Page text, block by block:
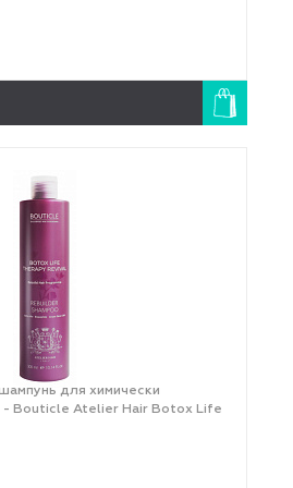
для химически
- Bouticle Atelier Hair Botox Life